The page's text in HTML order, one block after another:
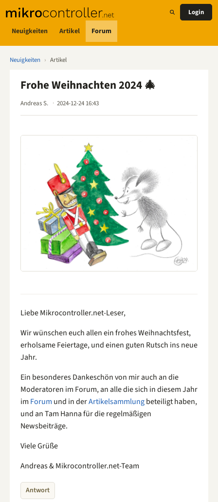
Neuigkeiten Artikel Forum
Login
Neuigkeiten › Artikel
Frohe Weihnachten 2024 🎄
Andreas S. 2024-12-24 16:43
Liebe Mikrocontroller.net-Leser,
Wir wünschen euch allen ein frohes Weihnachtsfest,
erholsame Feiertage, und einen guten Rutsch ins neue
Jahr.
Ein besonderes Dankeschön von mir auch an die
Moderatoren im Forum, an alle die sich in diesem Jahr
im Forum und in derArtikelsammlungbeteiligt haben,
und an Tam Hanna für die regelmäßigen
Newsbeiträge.
Viele Grüße
Andreas & Mikrocontroller.net-Team
Antwort